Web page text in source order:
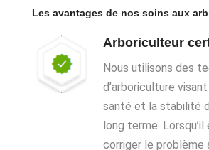
Les avantages de nos soins aux
Arboriculteur
Nous utilisons des
d’arboriculture
santé et la stabilité
long terme.
corriger le problème